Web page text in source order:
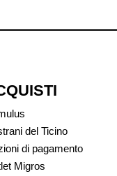
del Ticino
di pagamento
Migros